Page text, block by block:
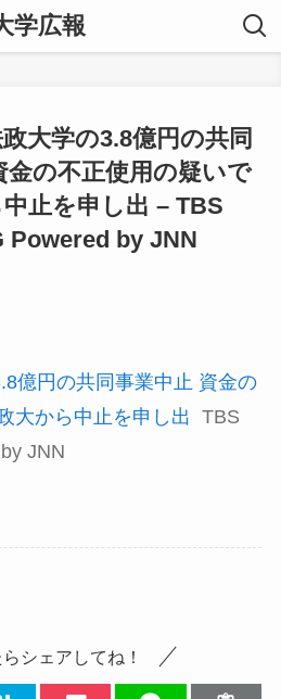
学広報
大学の3.8億円の共同
金の不正使用の疑いで
止を申し出 – TBS
Powered by JNN
億円の共同事業中止 資金の
大から中止を申し出 TBS
JNN
シェアしてね！